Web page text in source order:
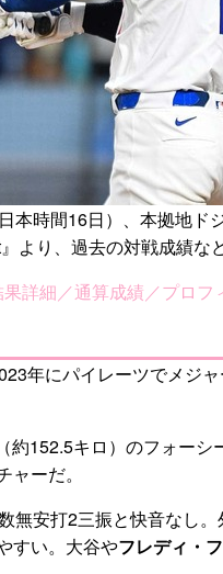
本時間16日）、本拠地ド
より、過去の対戦成績な
詳細／通算成績／プロフ
年にパイレーツでメジ
約152.5キロ）のフォー
ーだ。
無安打2三振と快音なし
すい。大谷やフレディ・